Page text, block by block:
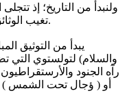
ولنبدأ من التاريخ؛ إذ
تغيب الوثائق الرسمية أو تُشوَّه أو يكتبها المنتصرون.
يبدأ من التوثيق
والسلام) لتولستوي التي
رآه الجنود
أو ( ؤجال تحت الشمس )